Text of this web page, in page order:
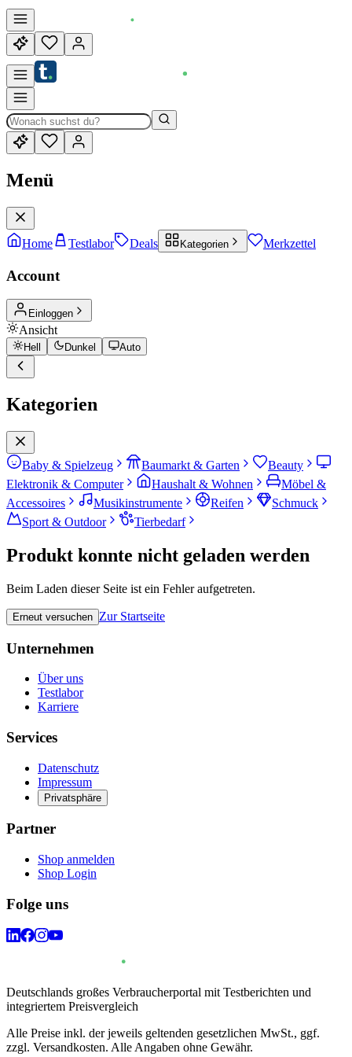
Menü
Home Testlabor Deals Kategorien Merkzettel
Account
Einloggen
Ansicht
Hell Dunkel Auto
Kategorien
Baby & Spielzeug Baumarkt & Garten
Beauty
Elektronik & Computer
Haushalt & Wohnen
Möbel &
Accessoires
Musikinstrumente Reifen
Schmuck
Sport & Outdoor
Tierbedarf
Produkt konnte nicht geladen werden
Beim Laden dieser Seite ist ein Fehler aufgetreten.
Erneut versuchen Zur Startseite
Unternehmen
Über uns
Testlabor
Karriere
Services
Datenschutz
Impressum
Privatsphäre
Partner
Shop anmelden
Shop Login
Folge uns
Deutschlands großes Verbraucherportal mit Testberichten und
integriertem Preisvergleich
Alle Preise inkl. der jeweils geltenden gesetzlichen MwSt., ggf.
zzgl. Versandkosten. Alle Angaben ohne Gewähr.